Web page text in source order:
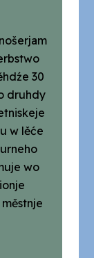
30
druhdy
w lěće
wo